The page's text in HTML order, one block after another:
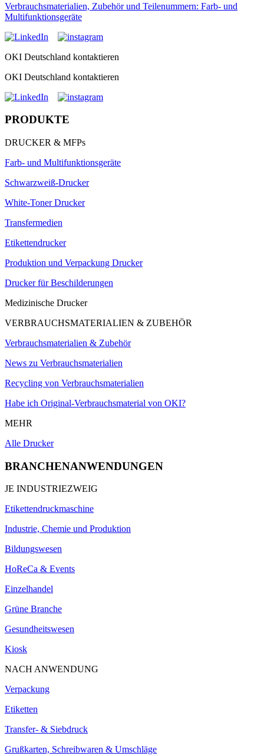
Verbrauchsmaterialien, Zubehör und Teilenummern: Farb- und
Multifunktionsgeräte
OKI Deutschland kontaktieren
OKI Deutschland kontaktieren
PRODUKTE
DRUCKER & MFPs
Farb- und Multifunktionsgeräte
Schwarzweiß-Drucker
White-Toner Drucker
Transfermedien
Etikettendrucker
Produktion und Verpackung Drucker
Drucker für Beschilderungen
Medizinische Drucker
VERBRAUCHSMATERIALIEN & ZUBEHÖR
Verbrauchsmaterialien & Zubehör
News zu Verbrauchsmaterialien
Recycling von Verbrauchsmaterialien
Habe ich Original-Verbrauchsmaterial von OKI?
MEHR
Alle Drucker
BRANCHENANWENDUNGEN
JE INDUSTRIEZWEIG
Etikettendruckmaschine
Industrie, Chemie und Produktion
Bildungswesen
HoReCa & Events
Einzelhandel
Grüne Branche
Gesundheitswesen
Kiosk
NACH ANWENDUNG
Verpackung
Etiketten
Transfer- & Siebdruck
Grußkarten, Schreibwaren & Umschläge